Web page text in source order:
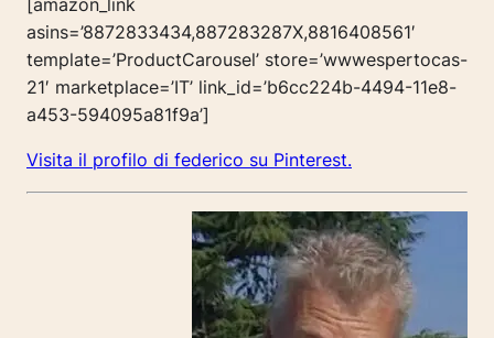
[amazon_link
asins=’8872833434,887283287X,8816408561′
template=’ProductCarousel’ store=’wwwespertocas-
21′ marketplace=’IT’ link_id=’b6cc224b-4494-11e8-
a453-594095a81f9a’]
Visita il profilo di federico su Pinterest.